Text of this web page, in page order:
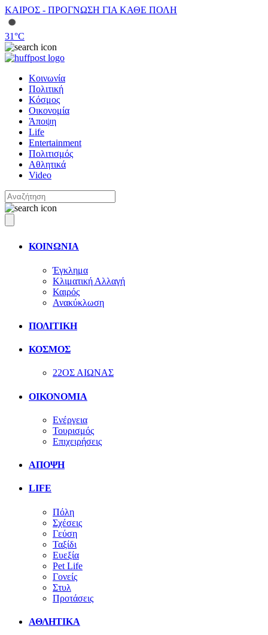
ΚΑΙΡΟΣ - ΠΡΟΓΝΩΣΗ ΓΙΑ ΚΑΘΕ ΠΟΛΗ
31°C
Κοινωνία
Πολιτική
Κόσμος
Οικονομία
Άποψη
Life
Entertainment
Πολιτισμός
Αθλητικά
Video
ΚΟΙΝΩΝΙΑ
Έγκλημα
Κλιματική Αλλαγή
Καιρός
Ανακύκλωση
ΠΟΛΙΤΙΚΗ
ΚΟΣΜΟΣ
22ΟΣ ΑΙΩΝΑΣ
ΟΙΚΟΝΟΜΙΑ
Ενέργεια
Τουρισμός
Επιχειρήσεις
ΑΠΟΨΗ
LIFE
Πόλη
Σχέσεις
Γεύση
Ταξίδι
Ευεξία
Pet Life
Γονείς
Στυλ
Προτάσεις
ΑΘΛΗΤΙΚΑ